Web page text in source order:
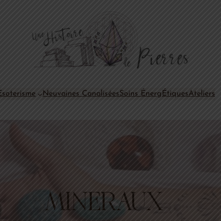
Neuvaines CanaliséesSoins ÉnergÉtiquesAteliers
MINERAUX